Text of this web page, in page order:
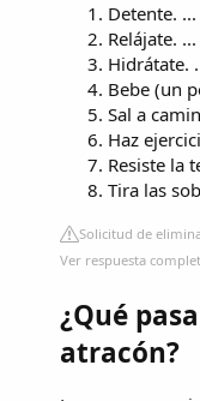
Detente. ...
Relájate. ...
Hidrátate.
Bebe (un
Sal a
Haz
Resiste la
Tira las
Solicitud de
Ver respuesta
¿Qué
atracón?